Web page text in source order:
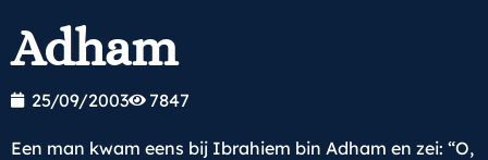
Adham
25/09/2003 7847
Een man kwam eens bij Ibrahiem bin Adham en zei: “O,